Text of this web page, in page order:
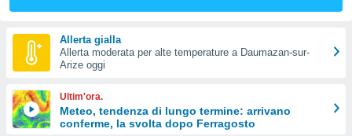
di
Web
le
Allerta gialla
Allerta moderata per alte temperature a Daumazan-sur-
Arize oggi
Ultim'ora.
Meteo, tendenza di lungo termine: arrivano
conferme, la svolta dopo Ferragosto